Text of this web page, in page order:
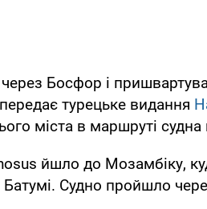
Босфор і
турецьке видання
міста в маршруті судна
йшло до Мозамбіку,
Батумі. Судно пройшло